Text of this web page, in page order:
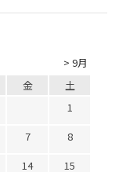
> 9月
金
土
1
7
8
14
15